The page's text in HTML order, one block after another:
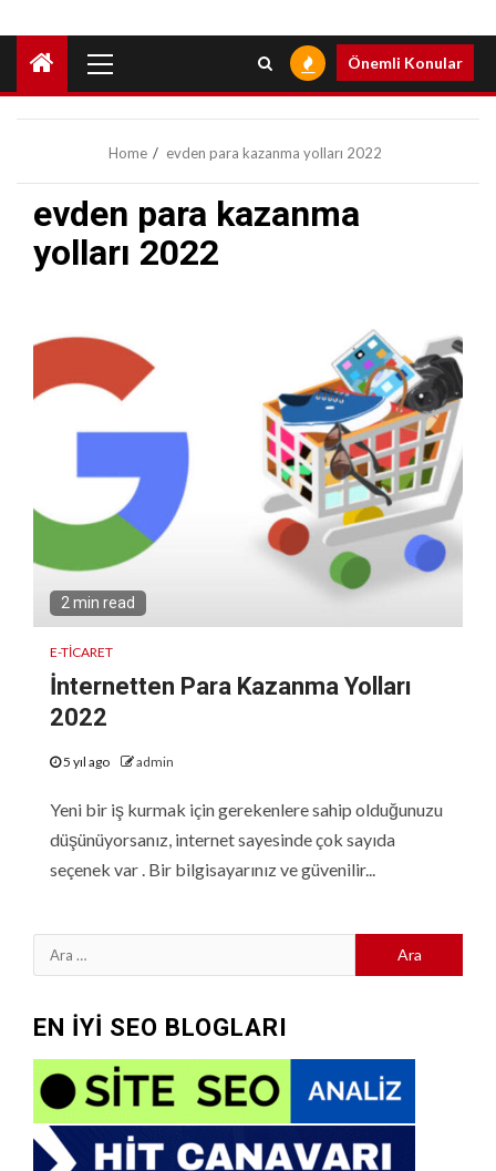
Menu
Önemli Konular
Home evden para kazanma yolları 2022
evden para kazanma
yolları 2022
2 min read
E-TICARET
İnternetten Para Kazanma Yolları
2022
5 yıl ago admin
Yeni bir iş kurmak için gerekenlere sahip olduğunuzu
düşünüyorsanız, internet sayesinde çok sayıda
seçenek var . Bir bilgisayarınız ve güvenilir...
Arama:
EN İYİ SEO BLOGLARI